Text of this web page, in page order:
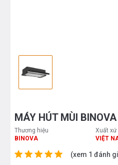
MÁY HÚT MÙI
Thương hiệu
BINOVA
Xuất xứ
VIỆT
(xem 1 đánh